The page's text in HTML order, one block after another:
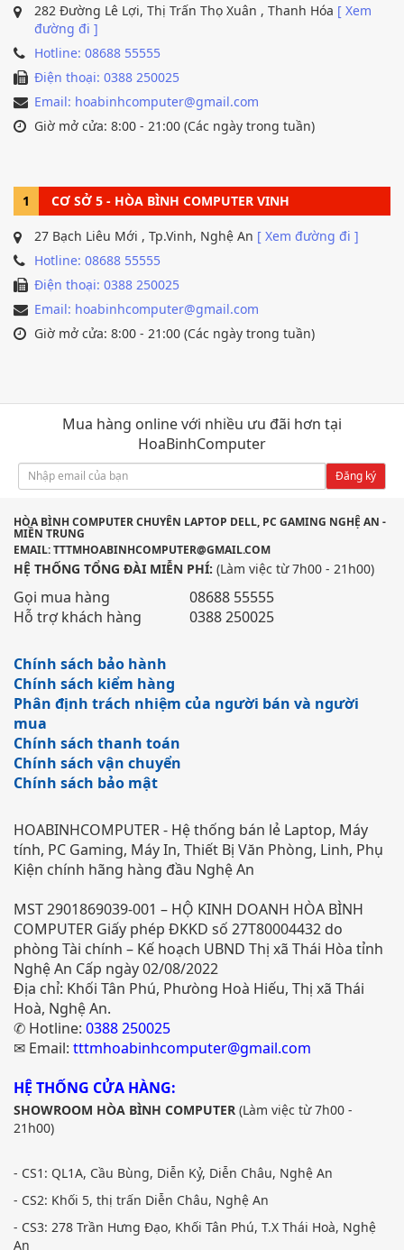
282 Đường Lê Lợi, Thị Trấn Thọ Xuân , Thanh Hóa [ Xem
đường đi ]
Hotline: 08688 55555
Điện thoại: 0388 250025
Email: hoabinhcomputer@gmail.com
Giờ mở cửa: 8:00 - 21:00 (Các ngày trong tuần)
1 CƠ SỞ 5 - HÒA BÌNH COMPUTER VINH
27 Bạch Liêu Mới , Tp.Vinh, Nghệ An [ Xem đường đi ]
Hotline: 08688 55555
Điện thoại: 0388 250025
Email: hoabinhcomputer@gmail.com
Giờ mở cửa: 8:00 - 21:00 (Các ngày trong tuần)
Mua hàng online với nhiều ưu đãi hơn tại
HoaBinhComputer
Đăng ký
HÒA BÌNH COMPUTER CHUYÊN LAPTOP DELL, PC GAMING NGHỆ AN -
MIỀN TRUNG
EMAIL: TTTMHOABINHCOMPUTER@GMAIL.COM
HỆ THỐNG TỔNG ĐÀI MIỄN PHÍ: (Làm việc từ 7h00 - 21h00)
Gọi mua hàng
08688 55555
Hỗ trợ khách hàng
0388 250025
Chính sách bảo hành
Chính sách kiểm hàng
Phân định trách nhiệm của người bán và người
mua
Chính sách thanh toán
Chính sách vận chuyển
Chính sách bảo mật
HOABINHCOMPUTER - Hệ thống bán lẻ Laptop, Máy
tính, PC Gaming, Máy In, Thiết Bị Văn Phòng, Linh, Phụ
Kiện chính hãng hàng đầu Nghệ An
MST 2901869039-001 – HỘ KINH DOANH HÒA BÌNH
COMPUTER Giấy phép ĐKKD số 27T80004432 do
phòng Tài chính – Kế hoạch UBND Thị xã Thái Hòa tỉnh
Nghệ An Cấp ngày 02/08/2022
Địa chỉ: Khối Tân Phú, Phưòng Hoà Hiếu, Thị xã Thái
Hoà, Nghệ An.
✆ Hotline: 0388 250025
✉ Email: tttmhoabinhcomputer@gmail.com
HỆ THỐNG CỬA HÀNG:
SHOWROOM HÒA BÌNH COMPUTER (Làm việc từ 7h00 -
21h00)
- CS1: QL1A, Cầu Bùng, Diễn Kỷ, Diễn Châu, Nghệ An
- CS2: Khối 5, thị trấn Diễn Châu, Nghệ An
- CS3: 278 Trần Hưng Đạo, Khối Tân Phú, T.X Thái Hoà, Nghệ
An